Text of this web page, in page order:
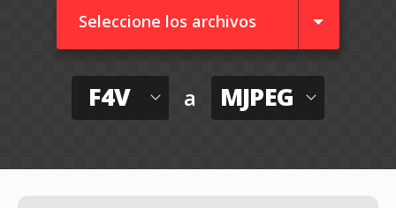
Seleccione los archivos
F4V a MJPEG